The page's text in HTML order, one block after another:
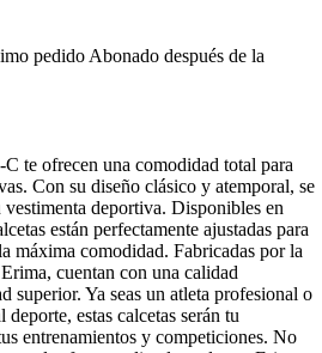
pedido Abonado después de la
te ofrecen una comodidad total para
Con su diseño clásico y atemporal, se
vestimenta deportiva. Disponibles en
están perfectamente ajustadas para
máxima comodidad. Fabricadas por la
cuentan con una calidad
superior. Ya seas un atleta profesional o
estas calcetas serán tu
entrenamientos y competiciones. No